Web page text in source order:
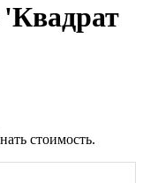
стоимость.